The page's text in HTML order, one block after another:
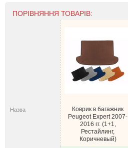
ПОРІВНЯННЯ ТОВАРІВ:
Назва
Коврик в багажник
Peugeot Expert 2007-
2016 гг. (1+1,
Рестайлинг,
Коричневый)